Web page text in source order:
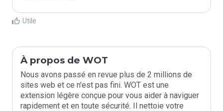
Utile
À propos de WOT
Nous avons passé en revue plus de 2 millions de
sites web et ce n'est pas fini. WOT est une
extension légère conçue pour vous aider à naviguer
rapidement et en toute sécurité. Il nettoie votre